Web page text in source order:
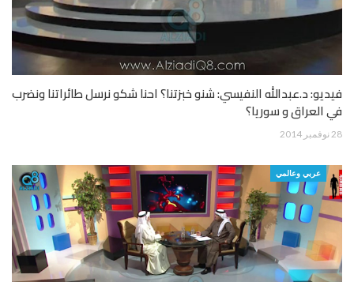
فيديو: د.عبدالله النفيسي: شنو خبزتنا؟ احنا شكو نرسل طائراتنا ونضرب
في العراق و سوريا؟
28 نوفمبر 2014
عربي وعالمي